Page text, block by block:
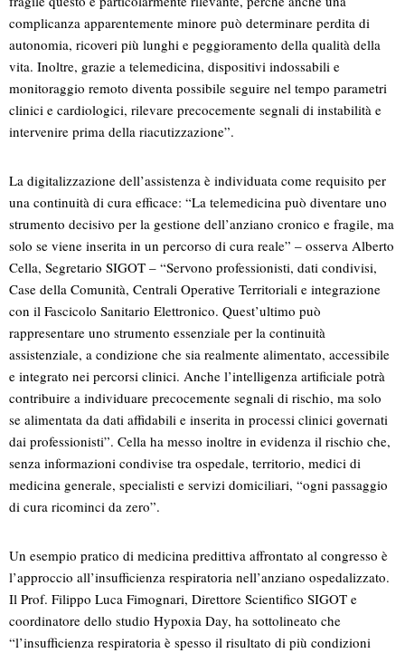
complicanza apparentemente minore può determinare perdita di
autonomia, ricoveri più lunghi e peggioramento della qualità della
vita. Inoltre, grazie a telemedicina, dispositivi indossabili e
monitoraggio remoto diventa possibile seguire nel tempo parametri
clinici e cardiologici, rilevare precocemente segnali di instabilità e
intervenire prima della riacutizzazione”.
La digitalizzazione dell’assistenza è individuata come requisito per
una continuità di cura efficace: “La telemedicina può diventare uno
strumento decisivo per la gestione dell’anziano cronico e fragile, ma
solo se viene inserita in un percorso di cura reale” – osserva Alberto
Cella, Segretario SIGOT – “Servono professionisti, dati condivisi,
Case della Comunità, Centrali Operative Territoriali e integrazione
con il Fascicolo Sanitario Elettronico. Quest’ultimo può
rappresentare uno strumento essenziale per la continuità
assistenziale, a condizione che sia realmente alimentato, accessibile
e integrato nei percorsi clinici. Anche l’intelligenza artificiale potrà
contribuire a individuare precocemente segnali di rischio, ma solo
se alimentata da dati affidabili e inserita in processi clinici governati
dai professionisti”. Cella ha messo inoltre in evidenza il rischio che,
senza informazioni condivise tra ospedale, territorio, medici di
medicina generale, specialisti e servizi domiciliari, “ogni passaggio
di cura ricominci da zero”.
Un esempio pratico di medicina predittiva affrontato al congresso è
l’approccio all’insufficienza respiratoria nell’anziano ospedalizzato.
Il Prof. Filippo Luca Fimognari, Direttore Scientifico SIGOT e
coordinatore dello studio Hypoxia Day, ha sottolineato che
“l’insufficienza respiratoria è spesso il risultato di più condizioni